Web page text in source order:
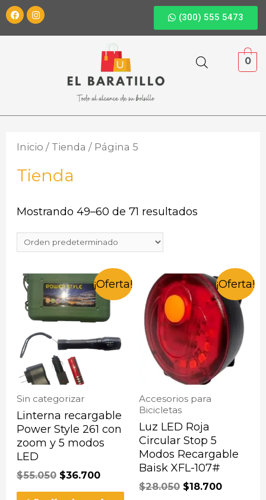
(300) 555 5473
0
Inicio / Tienda / Página 5
Tienda
Mostrando 49–60 de 71 resultados
¡Oferta!
Sin categorizar
Linterna recargable
Power Style 261 con
zoom y 5 modos
LED
$55.050 $36.700
¡Oferta!
Accesorios para
Bicicletas
Luz LED Roja
Circular Stop 5
Modos Recargable
Baisk XFL-107#
$28.050 $18.700